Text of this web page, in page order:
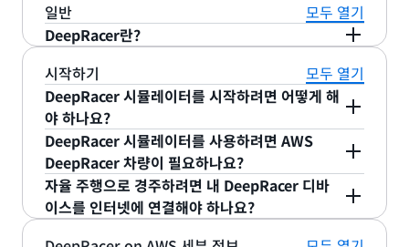
일반
모두 열기
DeepRacer란?
DeepRacer는 강화 학습 및 3D 경주 시뮬레이터를
사용하여 완전 자율 주행 1/18 크기의 경주용 자동차
를 주행하는, 그야말로 강화 학습(RL)을 시작할 수 있
는 가장 빠른 방법입니다. 누구나 온라인 시뮬레이터
에서 RL 모델을 훈련, 평가, 조정하거나 실제 자율 환
경에 사용할 AWS DeepRacer 디바이스나 RC 카에
모델을 배포하거나 서로 경쟁할 수 있습니다.
시작하기
모두 열기
DeepRacer 시뮬레이터를 시작하려면 어떻게 해
야 하나요?
DeepRacer 시뮬레이터는 첫 번째 모델을 훈련하고
강화 학습을 시작할 수 있는 자습서를 제공합니다. 그
런 다음에는 모델을 평가하고 조정할 수도 있습니다.
DeepRacer개발자 설명서에 첫 번째 모델을 구축하
고 모델을 개선하는 방법이 자세히 설명되어 있습니
DeepRacer 시뮬레이터를 사용하려면 AWS
DeepRacer 차량이 필요하나요?
아니요. AWS DeepRacer 차량을 소유하지 않고도
모델을 훈련하고 평가할 수 있습니다.
자율 주행으로 경주하려면 내 DeepRacer 디바
이스를 인터넷에 연결해야 하나요?